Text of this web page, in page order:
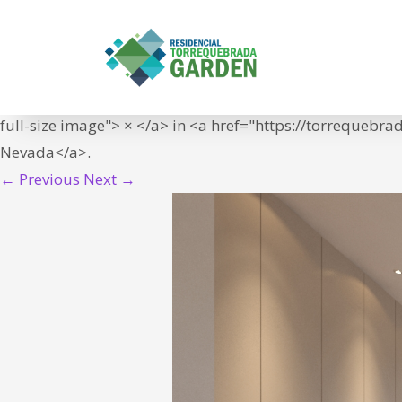
P08_02_Villas
<span class="meta-prep meta-prep-entry-
full-size image"> × </a> in <a href="https://
Nevada</a>.
← Previous Next →